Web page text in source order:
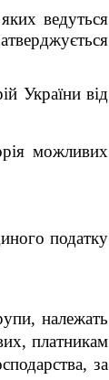
ведуться
України від
можливих
податку
належать
платникам
за